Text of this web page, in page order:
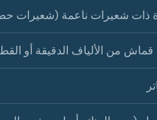
ذات شعيرات ناعمة (شعيرات
من الألياف الدقيقة أو